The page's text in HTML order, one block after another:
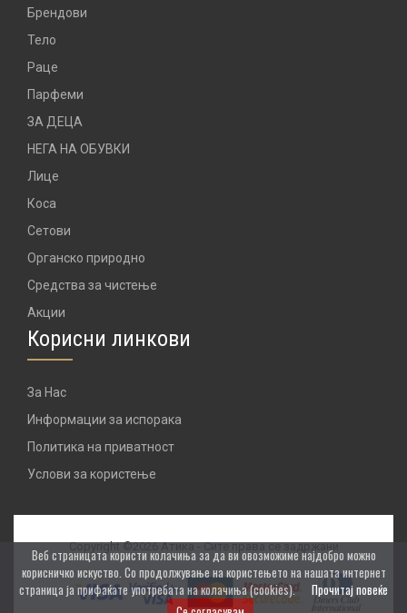
Брендови
Тело
Раце
Парфеми
ЗА ДЕЦА
НЕГА НА ОБУВКИ
Лице
Коса
Сетови
Органско природно
Средства за чистење
Акции
Корисни линкови
За Нас
Информации за испорака
Политика на приватност
Услови за користење
Copyright ©2026 Атика - Сите права се задржани
Веб страницата користи колачиња за да ви овозможиме најдобро можно
корисничко искуство. Со продолжување на користењето на нашата интернет
страница ја прифаќате употребата на колачиња (cookies).
Прочитај повеќе